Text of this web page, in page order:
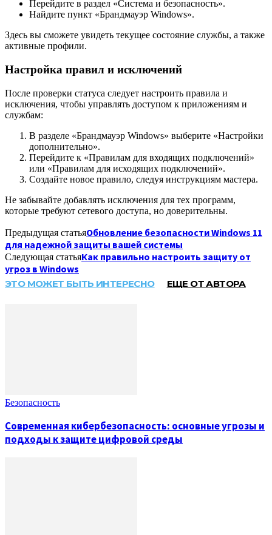
Перейдите в раздел «Система и безопасность».
Найдите пункт «Брандмауэр Windows».
Здесь вы сможете увидеть текущее состояние службы, а также
активные профили.
Настройка правил и исключений
После проверки статуса следует настроить правила и
исключения, чтобы управлять доступом к приложениям и
службам:
В разделе «Брандмауэр Windows» выберите «Настройки
дополнительно».
Перейдите к «Правилам для входящих подключений»
или «Правилам для исходящих подключений».
Создайте новое правило, следуя инструкциям мастера.
Не забывайте добавлять исключения для тех программ,
которые требуют сетевого доступа, но доверительны.
Предыдущая статьяОбновление безопасности Windows 11
для надежной защиты вашей системы
Следующая статьяКак правильно настроить защиту от
угроз в Windows
ЭТО МОЖЕТ БЫТЬ ИНТЕРЕСНО ЕЩЕ ОТ АВТОРА
Безопасность
Современная кибербезопасность: основные угрозы и
подходы к защите цифровой среды